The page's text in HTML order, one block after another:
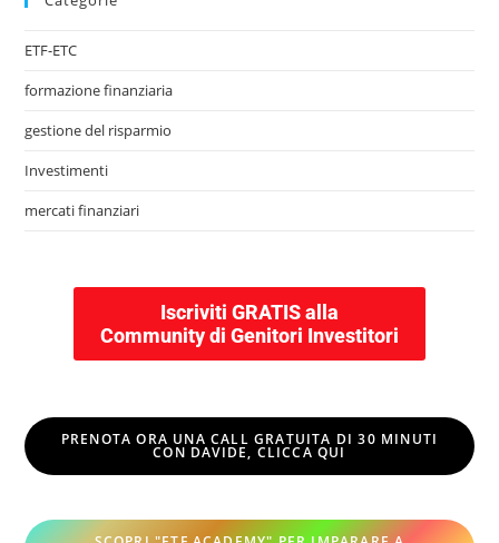
ETF-ETC
formazione finanziaria
gestione del risparmio
Investimenti
mercati finanziari
Iscriviti GRATIS alla
Community di Genitori Investitori
PRENOTA ORA UNA CALL GRATUITA DI 30 MINUTI
CON DAVIDE, CLICCA QUI